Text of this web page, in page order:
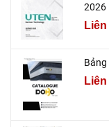
2026
Bảng